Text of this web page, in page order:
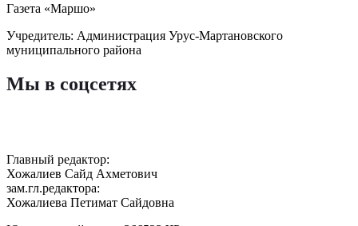
Газета «Маршо»
Учредитель: Администрация Урус-Мартановского
муниципального района
Мы в соцсетях
Главный редактор:
Хожалиев Сайд Ахметович
зам.гл.редактора:
Хожалиева Петимат Сайдовна